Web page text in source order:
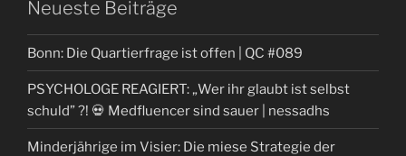
Neueste Beiträge
Bonn: Die Quartierfrage ist offen | QC #089
PSYCHOLOGE REAGIERT: „Wer ihr glaubt ist selbst
schuld” ?! 💀 Medfluencer sind sauer | nessadhs
Minderjährige im Visier: Die miese Strategie der